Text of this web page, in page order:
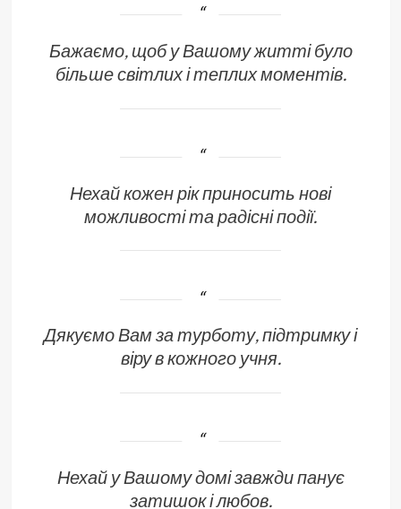
Бажаємо, щоб у Вашому житті було
більше світлих і теплих моментів.
Нехай кожен рік приносить нові
можливості та радісні події.
Дякуємо Вам за турботу, підтримку і
віру в кожного учня.
Нехай у Вашому домі завжди панує
затишок і любов.